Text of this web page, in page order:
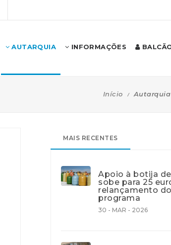
AUTARQUIA INFORMAÇÕES
Início Autarquia
MAIS RECENTES
Apoio à botija
sobe para 25
relançamento do
programa
30 - MAR - 2026